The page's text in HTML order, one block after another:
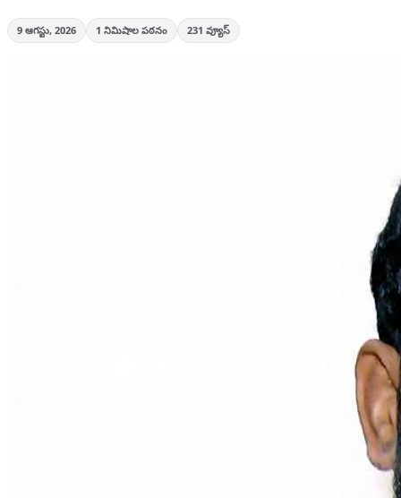
9 ఆగస్టు, 2026 1 నిమిషాల పఠనం 231 వ్యూస్